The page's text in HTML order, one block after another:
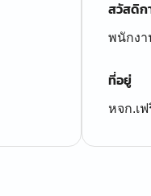
สวัสดิก
พนักงา
ที่อยู่
หจก.เ